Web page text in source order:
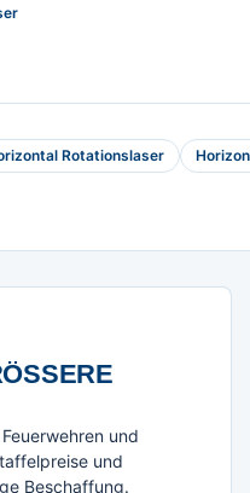
Rotationslaser
M
und
und
Beschaffung.